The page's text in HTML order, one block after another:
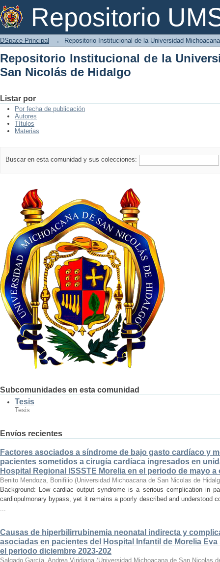
Repositorio
Repositorio Institucional de la
DSpace Principal → Repositorio Institucional de la Universidad
Repositorio Institucional de la
San Nicolás de Hidalgo
Listar por
Por fecha de publicación
Autores
Títulos
Materias
Buscar en esta comunidad y sus colecciones:
Subcomunidades en esta comunidad
Tesis
Tesis
Envíos recientes
Factores asociados a síndrome de bajo gasto cardíaco y
pacientes sometidos a cirugía cardíaca ingresados en
Hospital Regional ISSSTE Morelia en el periodo de mayo a
Benito Mendoza, Bonifilio (Universidad Michoacana de San Nicolas de
Background: Low cardiac output syndrome is a serious complication in
cardiopulmonary bypass, yet it remains a poorly described and understood
...
Causas de hiperbilirrubinemia neonatal indirecta y
asociadas en pacientes del Hospital Infantil de Morelia
el periodo diciembre 2023-202
Salgado García, Andrea Viridiana (Universidad Michoacana de San Nicolas